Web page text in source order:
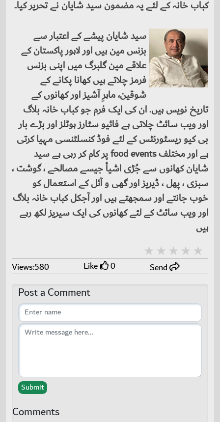
کباب خانہ کے لئے یہ مضمون سید شایان نے تحریر کیا۔
سید شایان پیشے کے اعتبار سے
بزنس مین ہیں اور لاہور پاکستان کے
علاقے مین گلبرگ میں اپنی بزنس
فرمز چلاتے ہیں کھانا پکانے کے
شوقین، ماہرِ آشیز اور کھانوں کے
تاریخ نویس ہیں. ان کی ایک فرم جو کباب خانہ بلاگ
اور ویب سائٹ چلاتی ہے فائیو سٹارز ہوٹلز اور بڑے بار
بی کیو ریسٹورنٹس کے لئے فوڈ کنسلٹنسی مہیا کرتی
ہے اور مختلف food events پر کام کر رہی ہے سید
شایان کھانوں سے جُڑی اشیأ جیسے مصالحے ، گوشت ،
سبزی ، پھل ، ڈیریز اور گھی و آئل کے استعمال کو
خوب جانتے اور سمجھتے ہیں اور آجکل کباب خانہ بلاگ
اور ویب سائٹ کے لئے کھانوں کی ایک سیریز لکھ رہے
ہیں
5 stars
4 stars
3 stars
2 stars
Views:580 Like 0 Send
Post a Comment
Submit
Comments